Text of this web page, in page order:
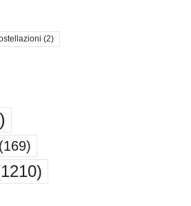
(2)
(169)